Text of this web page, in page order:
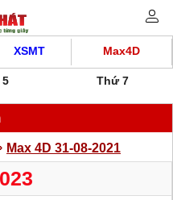
XSMT Max4D
Thứ 7
Max 4D 31-08-2021